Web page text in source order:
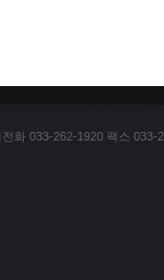
화 033-262-1920 팩스 033-